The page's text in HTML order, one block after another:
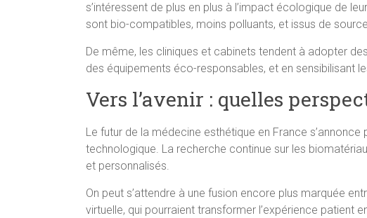
s’intéressent de plus en plus à l’impact écologique de
sont bio-compatibles, moins polluants, et issus de
De même, les cliniques et cabinets tendent à adopter
des équipements éco-responsables, et en sensibilisant
Vers l’avenir : quelles
Le futur de la médecine esthétique en France
technologique. La recherche continue sur les
et personnalisés.
On peut s’attendre à une fusion encore plus marquée
virtuelle, qui pourraient transformer l’expérience patient